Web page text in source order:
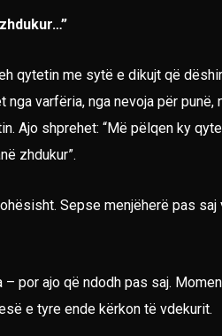
qytetin me sytë e dikujt që
varfëria, nga nevoja për punë,
Ajo shprehet: “Më pëlqen ky
zhdukur”.
Sepse menjëherë pas
por ajo që ndodh pas saj.
e tyre ende kërkon të vdekurit.